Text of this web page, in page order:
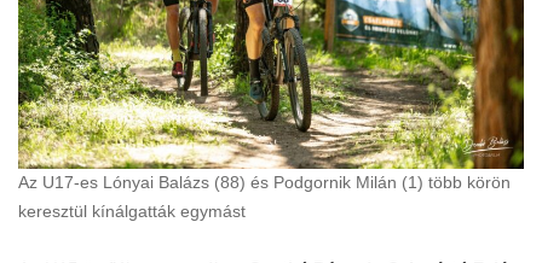
Az U17-es Lónyai Balázs (88) és Podgornik Milán (1) több körön
keresztül kínálgatták egymást